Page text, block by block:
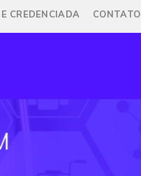
CREDENCIADA CONTATO